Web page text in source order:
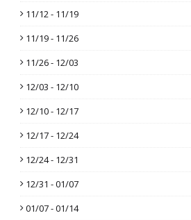
11/12 - 11/19
11/19 - 11/26
11/26 - 12/03
12/03 - 12/10
12/10 - 12/17
12/17 - 12/24
12/24 - 12/31
12/31 - 01/07
01/07 - 01/14